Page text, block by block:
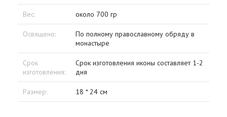
Вес: около 700 гр
Освящено:
По полному православному обряду в
монастыре
Срок
изготовления:
Срок изготовления иконы составляет 1-2
дня
Размер: 18 * 24 см